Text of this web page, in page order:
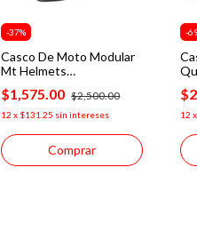
-37%
Casco De Moto Modular
Mt Helmets
Streetfighter Svs A1
Negro
$1,575.00 $2,500.00
12 x $131.25 sin intereses
Comprar
-
12